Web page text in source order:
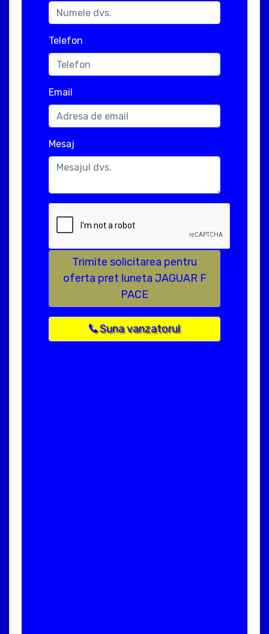
Telefon
Email
Mesaj
Trimite solicitarea pentru
oferta pret luneta JAGUAR F
PACE
Suna vanzatorul